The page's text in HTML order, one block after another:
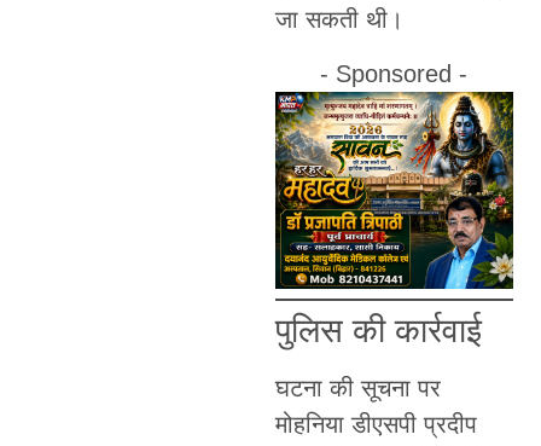
जा सकती थी।
- Sponsored -
पुलिस की कार्रवाई
घटना की सूचना पर
मोहनिया डीएसपी प्रदीप